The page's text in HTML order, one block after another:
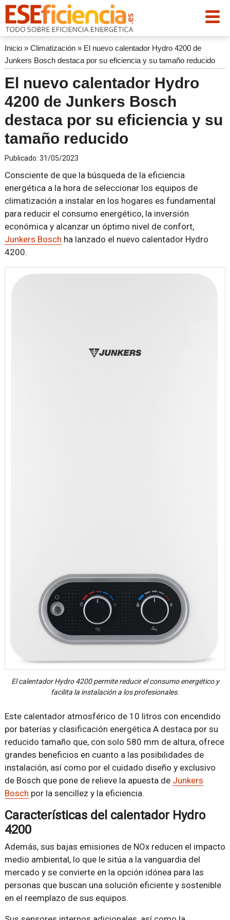
Inicio» Climatización» El nuevo calentador Hydro 4200 de
Junkers Bosch destaca por su eficiencia y su tamaño reducido
El nuevo calentador Hydro
4200 de Junkers Bosch
destaca por su eficiencia y su
tamaño reducido
Publicado: 31/05/2023
Consciente de que la búsqueda de la eficiencia
energética a la hora de seleccionar los equipos de
climatización a instalar en los hogares es fundamental
para reducir el consumo energético, la inversión
económica y alcanzar un óptimo nivel de confort,
Junkers Bosch ha lanzado el nuevo calentador Hydro
4200.
El calentador Hydro 4200 permite reducir el consumo energético y
facilita la instalación a los profesionales.
Este calentador atmosférico de 10 litros con encendido
por baterías y clasificación energética A destaca por su
reducido tamaño que, con solo 580 mm de altura, ofrece
grandes beneficios en cuanto a las posibilidades de
instalación, así como por el cuidado diseño y exclusivo
de Bosch que pone de relieve la apuesta de Junkers
Bosch por la sencillez y la eficiencia.
Características del calentador Hydro
4200
Además, sus bajas emisiones de NOx reducen el impacto
medio ambiental, lo que le sitúa a la vanguardia del
mercado y se convierte en la opción idónea para las
personas que buscan una solución eficiente y sostenible
en el reemplazo de sus equipos.